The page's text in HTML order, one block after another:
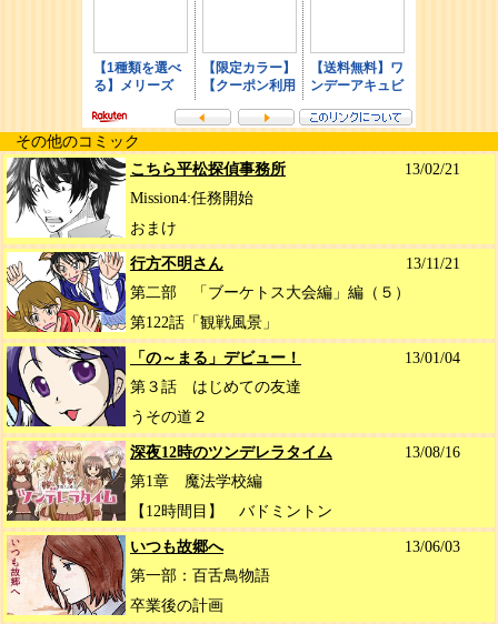
その他のコミック
こちら平松探偵事務所
13/02/21
Mission4:任務開始
おまけ
行方不明さん
13/11/21
第二部 「ブーケトス大会編」編（５）
第122話「観戦風景」
「の～まる」デビュー！
13/01/04
第３話 はじめての友達
うその道２
深夜12時のツンデレラタイム
13/08/16
第1章 魔法学校編
【12時間目】 バドミントン
いつも故郷へ
13/06/03
第一部：百舌鳥物語
卒業後の計画